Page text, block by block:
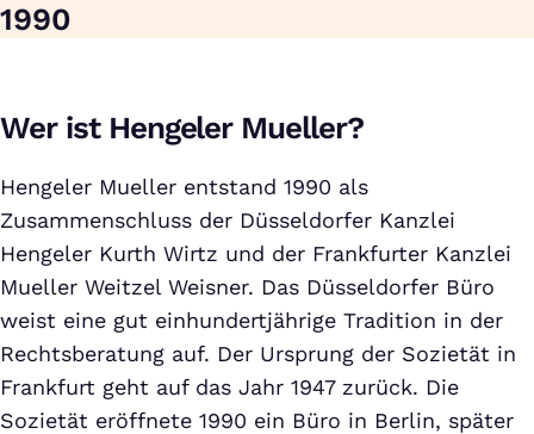
1990
Wer ist Hengeler Mueller?
Hengeler Mueller entstand 1990 als
Zusammenschluss der Düsseldorfer Kanzlei
Hengeler Kurth Wirtz und der Frankfurter Kanzlei
Mueller Weitzel Weisner. Das Düsseldorfer Büro
weist eine gut einhundertjährige Tradition in der
Rechtsberatung auf. Der Ursprung der Sozietät in
Frankfurt geht auf das Jahr 1947 zurück. Die
Sozietät eröffnete 1990 ein Büro in Berlin, später